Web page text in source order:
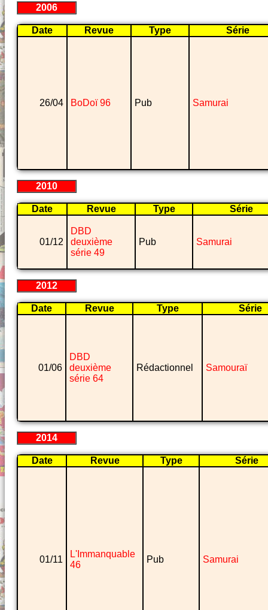
2006
Date Revue Type Série
26/04 BoDoï 96 Pub Samurai
2010
Date Revue Type Série
01/12
DBD
deuxième
série 49
Pub Samurai
2012
Date Revue Type Série
01/06
DBD
deuxième
série 64
Rédactionnel Samouraï
2014
Date Revue Type Série
01/11
L'Immanquable
46
Pub Samurai